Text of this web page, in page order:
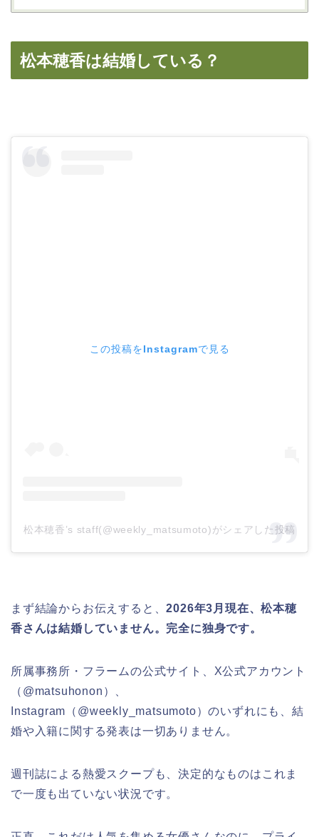
松本穂香は結婚している？
この投稿をInstagramで見る
松本穂香’s staff(@weekly_matsumoto)がシェアした投稿
まず結論からお伝えすると、2026年3月現在、松本穂
香さんは結婚していません。完全に独身です。
所属事務所・フラームの公式サイト、X公式アカウント
（@matsuhonon）、
Instagram（@weekly_matsumoto）のいずれにも、結
婚や入籍に関する発表は一切ありません。
週刊誌による熱愛スクープも、決定的なものはこれま
で一度も出ていない状況です。